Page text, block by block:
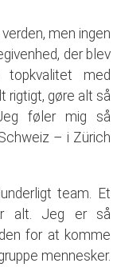
men ingen
der blev
med
rigtigt, gøre alt så
føler mig så
– i Zürich
team. Et
alt. Jeg er så
for at komme
mennesker.